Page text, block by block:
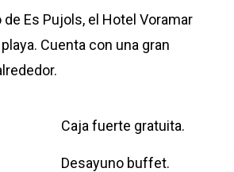
Es Pujols, el Hotel Voramar
Cuenta con una gran
Caja fuerte gratuita.
Desayuno buffet.